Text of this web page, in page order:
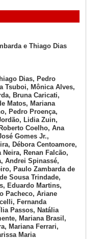
e Thiago Dias
Dias, Pedro
Tsuboi, Mônica Alves,
Bruna Caricati,
Matos, Mariana
Pedro Proença,
Lidia Zuin,
Coelho, Ana
Gomes Jr.,
Débora Centoamore,
Renan Falcão,
Andrei Spinassé,
Paulo Zambarda de
Sousa Trindade,
Eduardo Martins,
Pacheco, Ariane
, Fernanda
Passos, Natália
Mariana Brasil,
Mariana Ferrari,
Maria